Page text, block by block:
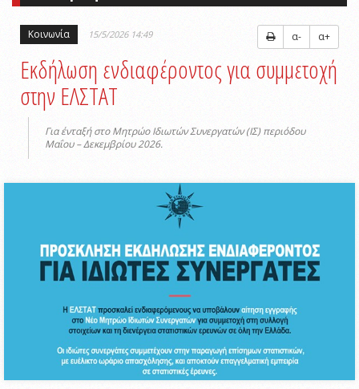
Κοινωνία 15/5/2026 14:49 α- α+
Εκδήλωση ενδιαφέροντος για συμμετοχή
στην ΕΛΣΤΑΤ
Για ένταξή στο Μητρώο Ιδιωτών Συνεργατών (ΙΣ) περιόδου
Μαΐου – Δεκεμβρίου 2026.